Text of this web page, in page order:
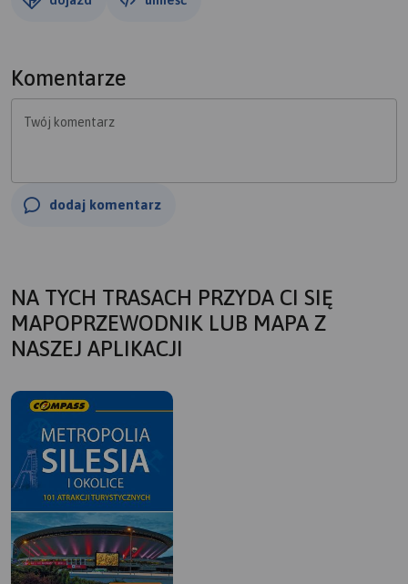
Komentarze
Twój komentarz
dodaj komentarz
NA TYCH TRASACH PRZYDA CI SIĘ
MAPOPRZEWODNIK LUB MAPA Z
NASZEJ APLIKACJI